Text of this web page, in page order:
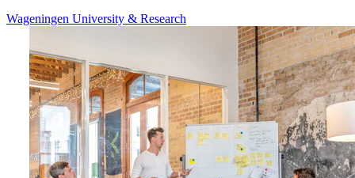
Wageningen University & Research